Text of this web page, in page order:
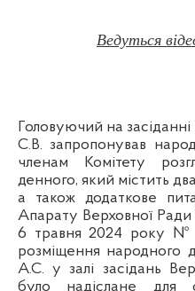
Ведуться
Головуючий на
С.В. запропонував
членам Комітету
денного, який містить
а також додаткове
Апарату Верховної
6 травня 2024 року
розміщення народного
А.С. у залі засідань
було надіслане для